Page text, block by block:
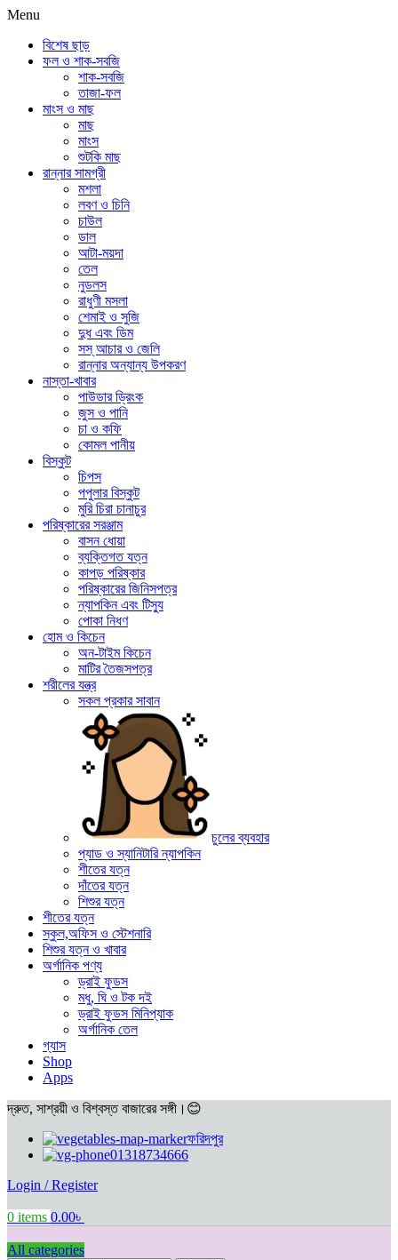
Menu
বিশেষ ছাড়
ফল ও শাক-সবজি
শাক-সবজি
তাজা-ফল
মাংস ও মাছ
মাছ
মাংস
শুটকি মাছ
রান্নার সামগ্রী
মশলা
লবণ ও চিনি
চাউল
ডাল
আটা-ময়দা
তেল
নুডলস
রাধুণী মসলা
শেমাই ও সুজি
দুধ এবং ডিম
সস্ আচার ও জেলি
রান্নার অন্যান্য উপকরণ
নাস্তা-খাবার
পাউডার ড্রিংক
জুস ও পানি
চা ও কফি
কোমল পানীয়
বিস্কুট
চিপস
পপুলার বিস্কুট
মুরি চিরা চানাচুর
পরিষ্কারের সরঞ্জাম
বাসন ধোয়া
ব্যক্তিগত যত্ন
কাপড় পরিষ্কার
পরিষ্কারের জিনিসপত্র
ন্যাপকিন এবং টিস্যু
পোকা নিধণ
হোম ও কিচেন
অন-টাইম কিচেন
মাটির তৈজসপত্র
শরীলের যন্ত্র
সকল প্রকার সাবান
চুলের ব্যবহার
প্যাড ও স্যানিটারি ন্যাপকিন
শীতের যত্ন
দাঁতের যত্ন
শিশুর যত্ন
শীতের যত্ন
স্কুল,অফিস ও স্টেশনারি
শিশুর যত্ন ও খাবার
অর্গানিক পণ্য
ড্রাই ফুডস
মধু, ঘি ও টক দই
ড্রাই ফুডস মিনিপ্যাক
অর্গানিক তেল
গ্যাস
Shop
Apps
দ্রুত, সাশ্রয়ী ও বিশ্বস্ত বাজারের সঙ্গী।😊
ফরিদপুর
01318734666
Login / Register
0 items 0.00৳
All categories